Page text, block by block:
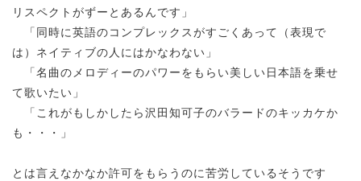
リスペクトがずーとあるんです」
「同時に英語のコンプレックスがすごくあって（表現で
は）ネイティブの人にはかなわない」
「名曲のメロディーのパワーをもらい美しい日本語を乗せ
て歌いたい」
「これがもしかしたら沢田知可子のバラードのキッカケか
も・・・」
とは言えなかなか許可をもらうのに苦労しているそうです